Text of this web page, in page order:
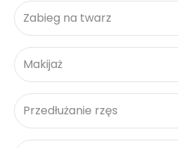
Zabieg na twarz
Makijaż
Przedłużanie rzęs